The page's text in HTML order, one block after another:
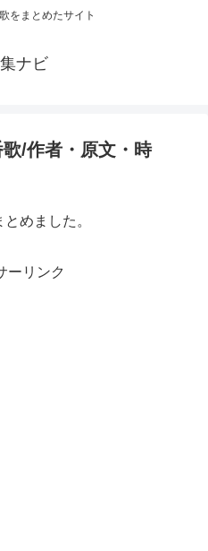
をまとめたサイト
ナビ
/作者・原文・時
めました。
ーリンク